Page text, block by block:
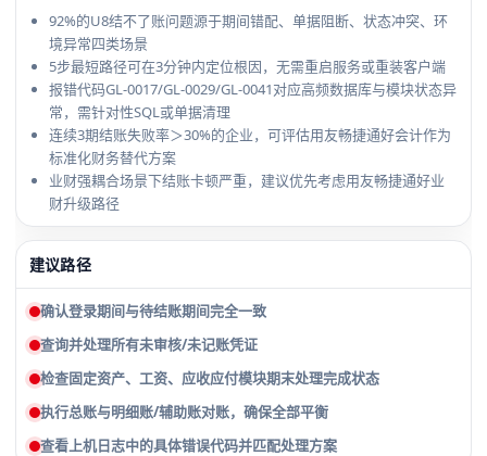
92%的U8结不了账问题源于期间错配、单据阻断、状态冲突、环
境异常四类场景
5步最短路径可在3分钟内定位根因，无需重启服务或重装客户端
报错代码GL-0017/GL-0029/GL-0041对应高频数据库与模块状态异
常，需针对性SQL或单据清理
连续3期结账失败率＞30%的企业，可评估用友畅捷通好会计作为
标准化财务替代方案
业财强耦合场景下结账卡顿严重，建议优先考虑用友畅捷通好业
财升级路径
建议路径
确认登录期间与待结账期间完全一致
查询并处理所有未审核/未记账凭证
检查固定资产、工资、应收应付模块期末处理完成状态
执行总账与明细账/辅助账对账，确保全部平衡
查看上机日志中的具体错误代码并匹配处理方案